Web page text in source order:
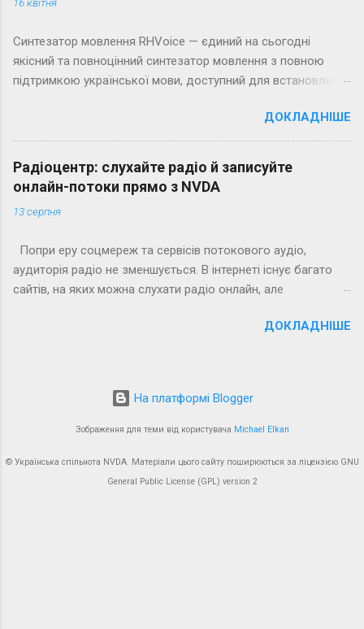
Синтезатор мовлення RHVoice — єдиний на сьогодні
якісний та повноцінний синтезатор мовлення з повною
підтримкою української мови, доступний для встановлення
і для всіх інших програм, які працюють із синтезаторами з
підтримкою SAPI 5.
ДОКЛАДНІШЕ
Радіоцентр: слухайте радіо й записуйте
онлайн-потоки прямо з NVDA
13 серпня
Попри еру соцмереж та сервісів потокового аудіо,
аудиторія радіо не зменшується. В інтернеті існує багато
сайтів, на яких можна слухати радіо онлайн, але
десятки тисяч радіостанцій з усього світу, включно з
ДОКЛАДНІШЕ
На платформі Blogger
Зображення для теми від користувача Michael Elkan
© Українська спільнота NVDA. Матеріали цього сайту поширюються за ліцензією GNU
General Public License (GPL) version 2